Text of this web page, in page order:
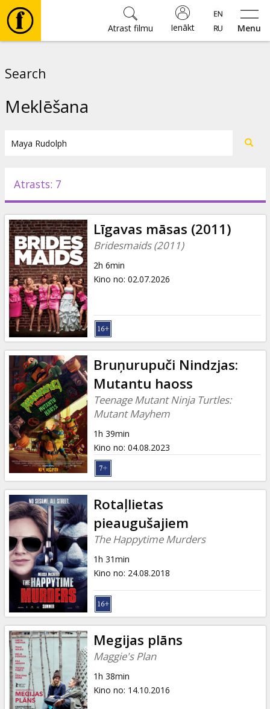
Menu
Ienākt
Atrast filmu
Pasākumi
Ziņas
Dāvanu
kartes
Uzkodas
B2B
Kino
Klubs
Search
Meklēšana
Atrasts: 7
Līgavas māsas (2011)
Bridesmaids (2011)
2h 6min
Kino no: 02.07.2026
Bruņurupuči Nindzjas:
Mutantu haoss
Teenage Mutant Ninja Turtles:
Mutant Mayhem
1h 39min
Kino no: 04.08.2023
Rotaļlietas
pieaugušajiem
The Happytime Murders
1h 31min
Kino no: 24.08.2018
Megijas plāns
Maggie's Plan
1h 38min
Kino no: 14.10.2016